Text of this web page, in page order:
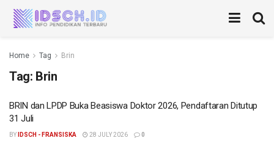
Home Tag Brin
Tag: Brin
BRIN dan LPDP Buka Beasiswa Doktor 2026, Pendaftaran Ditutup
31 Juli
BY IDSCH - FRANSISKA 28 JULY 2026 0